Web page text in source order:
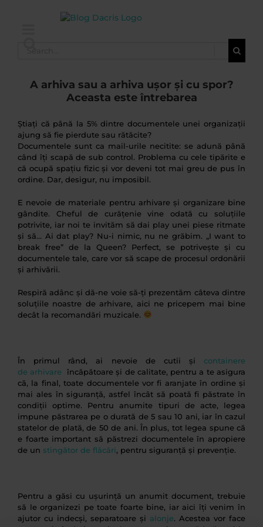
A arhiva sau a arhiva ușor și cu spor?
Aceasta este întrebarea
Știați că până la 5% dintre documentele unei organizații
ajung să fie pierdute sau rătăcite?
Documentele sunt ca mail-urile necitite: se adună până
când îți scapă de sub control. Problema cu cele tipărite e
că ocupă spațiu fizic și vor deveni tot mai greu de pus în
ordine. Dar, desigur, nu imposibil.
E nevoie de materiale pentru arhivare și organizare bine
gândite. Cheful de curățenie vine odată cu soluțiile
potrivite, iar noi te invităm să dai play unei piese ritmate
și să… Ai dat play? Nu-i nimic, nu ne grăbim. „I want to
break free” de la Queen? Perfect, se potrivește și cu
documentele tale, care vor să scape de procesul ordonării
și arhivării.
Respiră adânc și dă-ne voie să-ți prezentăm câteva dintre
soluțiile noastre de arhivare, aici ne pricepem mai bine
decât la recomandări muzicale.
În primul rând, ai nevoie de cutii și containere
de arhivare
încăpătoare și de calitate, pentru a te asigura
că, la final, toate documentele vor fi aranjate în ordine și
mai ales în siguranță, astfel încât să poată fi păstrate în
condiții optime. Pentru anumite tipuri de acte, legea
impune păstrarea pe o durată de 5 sau 10 ani, iar în cazul
statelor de plată, de 50 de ani. În plus, tot legea spune că
e foarte important să păstrezi documentele în apropiere
de un stingător de flăcări, pentru siguranță și prevenție.
Pentru a găsi cu ușurință un anumit document, trebuie
să le organizezi pe toate foarte bine, iar aici îți venim în
ajutor cu indecși, separatoare și alonje. Acestea vor face